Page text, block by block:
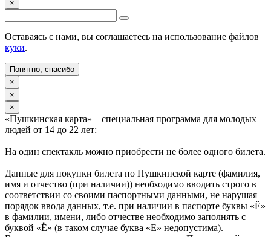
×
Оставаясь с нами, вы соглашаетесь на использование файлов
куки.
Понятно, спасибо
×
×
×
«Пушкинская карта» – специальная программа для молодых
людей от 14 до 22 лет:
На один спектакль можно приобрести не более одного билета.
Данные для покупки билета по Пушкинской карте (фамилия,
имя и отчество (при наличии)) необходимо вводить строго в
соответствии со своими паспортными данными, не нарушая
порядок ввода данных, т.е. при наличии в паспорте буквы «Ё»
в фамилии, имени, либо отчестве необходимо заполнять с
буквой «Ё» (в таком случае буква «Е» недопустима).